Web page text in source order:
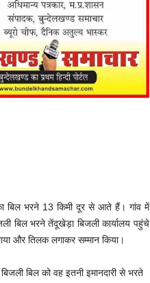
बिल भरने 13 किमी दूर से आते हैं। गांव में
बिल भरने तेंदूखेड़ा बिजली कार्यालय पहुंचे
और तिलक लगाकर सम्मान किया।
बिल को वह इतनी इमानदारी से भरते